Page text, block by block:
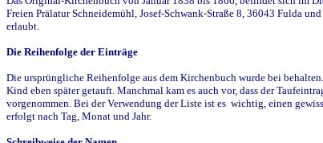
Freien Prälatur Schneidemühl, Josef-Schwank-Straße 8, 36043 Fulda
erlaubt.
Die Reihenfolge der Einträge
Die ursprüngliche Reihenfolge aus dem Kirchenbuch wurde bei
Kind eben später getauft. Manchmal kam es auch vor, dass der
vorgenommen. Bei der Verwendung der Liste ist es wichtig, einen
erfolgt nach Tag, Monat und Jahr.